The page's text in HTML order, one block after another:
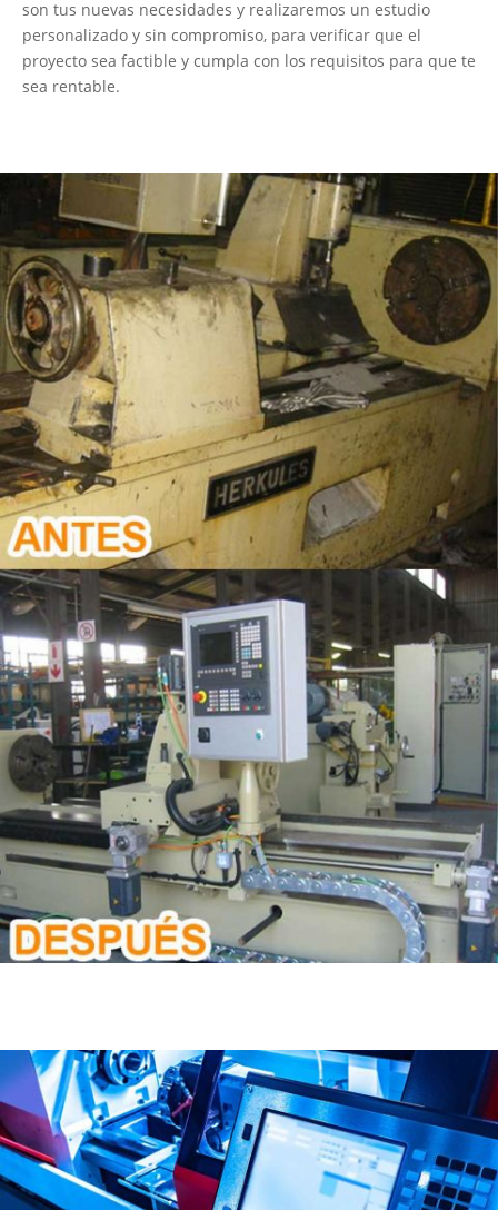
son tus nuevas necesidades y realizaremos un estudio
personalizado y sin compromiso, para verificar que el
proyecto sea factible y cumpla con los requisitos para que te
sea rentable.